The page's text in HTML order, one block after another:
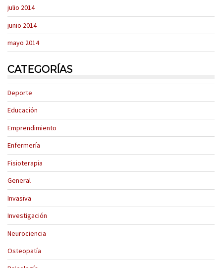
julio 2014
junio 2014
mayo 2014
CATEGORÍAS
Deporte
Educación
Emprendimiento
Enfermería
Fisioterapia
General
Invasiva
Investigación
Neurociencia
Osteopatía